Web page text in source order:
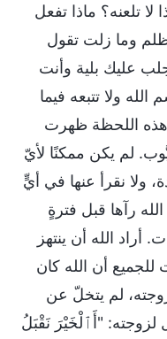
تلعنه؟ ماذا تفعل
وما زلت تقول
عليك بلية وأنت
ولا تتبعه فيما
هذه اللحظة ظهرت
لم يكن ممكنًا لأيّ
نقرأ عنها في أيٍّ
رآها قبل فترةٍ
الله أن ينتهز
أن الله كان
لم يتخلّ عن
"أَٱلْخَيْرَ نَقْبَلُ